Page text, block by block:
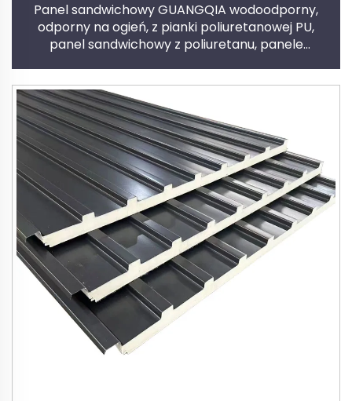
Panel sandwichowy GUANGQIA wodoodporny,
odporny na ogień, z pianki poliuretanowej PU,
panel sandwichowy z poliuretanu, panele